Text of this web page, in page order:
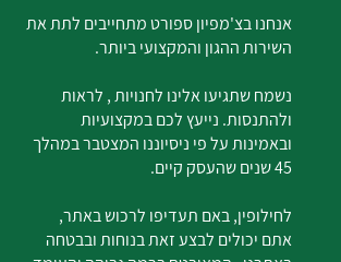
אנחנו בצ'מפיון ספורט מתחייבים לתת את
השירות ההגון והמקצועי ביותר.
נשמח שתגיעו אלינו לחנויות , לראות
ולהתנסות. נייעץ לכם במקצועיות
ובאמינות על פי ניסיוננו המצטבר במהלך
45 שנים שהעסק קיים.
לחילופין, באם תעדיפו לרכוש באתר,
אתם יכולים לבצע זאת בנוחות ובבטחה